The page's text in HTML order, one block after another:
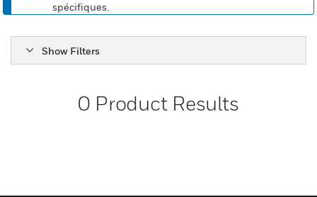
spécifiques.
Show Filters
0 Product Results